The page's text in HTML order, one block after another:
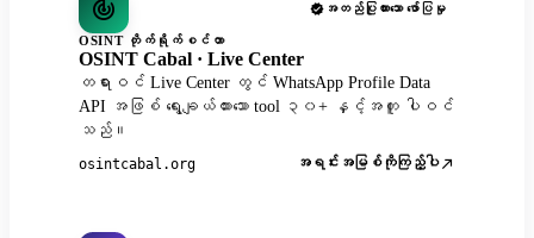
အတည်ပြုထားသော ဖော်ပြမှု
OSINT တိုက်ရိုက်စင်တာ
OSINT Cabal · Live Center
တရားဝင် Live Center တွင် WhatsApp Profile Data
API အဖြစ် ရွေးချယ်ထားသော tool ၃၀+ နှင့်အတူ ပါဝင်
သည်။
osintcabal.org အရင်းအမြစ်ကိုကြည့်ပါ